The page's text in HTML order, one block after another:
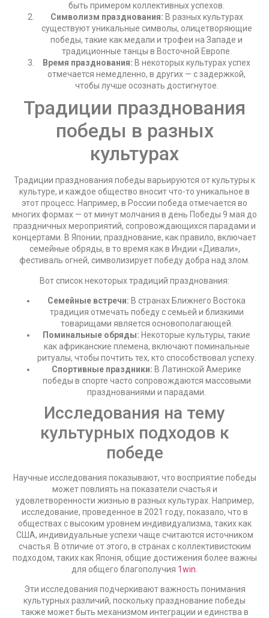
быть примером коллективных успехов.
Символизм празднования: В разных культурах
существуют уникальные символы, олицетворяющие
победы, такие как медали и трофеи на Западе и
традиционные танцы в Восточной Европе.
Время празднования: В некоторых культурах успех
отмечается немедленно, в других — с задержкой,
чтобы лучше осознать достигнутое.
Традиции празднования
победы в разных
культурах
Традиции празднования победы варьируются от культуры к
культуре, и каждое общество вносит что-то уникальное в
этот процесс. Например, в России победа отмечается во
многих формах — от минут молчания в день Победы 9 мая до
праздничных мероприятий, сопровождающихся парадами и
концертами. В Японии, празднование, как правило, включает
семейные обряды, в то время как в Индии «Дивали»,
фестиваль огней, символизирует победу добра над злом.
Вот список некоторых традиций празднования:
Семейные встречи: В странах Ближнего Востока
традиция отмечать победу с семьей и близкими
товарищами является основополагающей.
Поминальные обряды: Некоторые культуры, такие
как африканские племена, включают поминальные
ритуалы, чтобы почтить тех, кто способствовал успеху.
Спортивные праздники: В Латинской Америке
победы в спорте часто сопровождаются массовыми
празднованиями и парадами.
Исследования на тему
культурных подходов к
победе
Научные исследования показывают, что восприятие победы
может повлиять на показатели счастья и
удовлетворенности жизнью в разных культурах. Например,
исследование, проведенное в 2021 году, показало, что в
обществах с высоким уровнем индивидуализма, таких как
США, индивидуальные успехи чаще считаются источником
счастья. В отличие от этого, в странах с коллективистским
подходом, таких как Японія, общие достижения более важны
для общего благополучия 1win
Эти исследования подчеркивают важность понимания
культурных различий, поскольку празднование победы
также может быть механизмом интеграции и единства в